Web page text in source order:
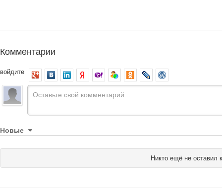
Комментарии
войдите
Новые
Никто ещё не оставил